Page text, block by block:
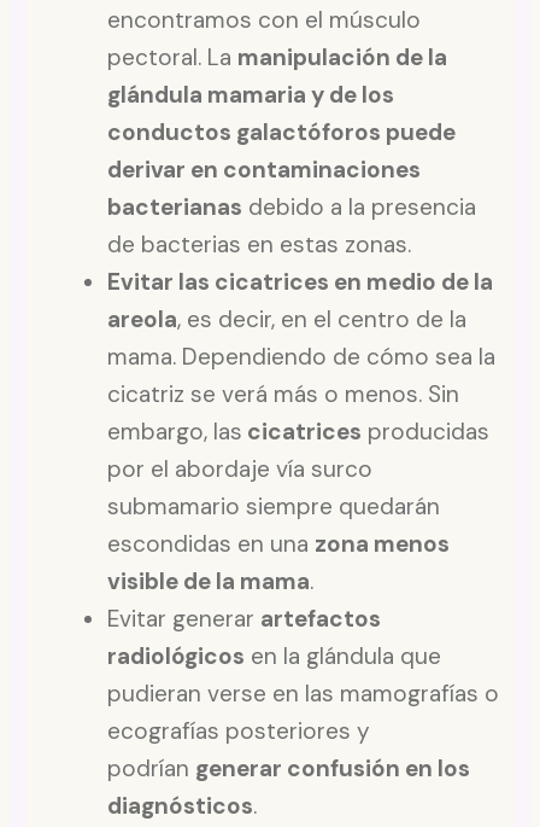
encontramos con el músculo
pectoral. La manipulación de la
glándula mamaria y de los
conductos galactóforos puede
derivar en contaminaciones
bacterianas debido a la presencia
de bacterias en estas zonas.
Evitar las cicatrices en medio de la
areola, es decir, en el centro de la
mama. Dependiendo de cómo sea la
cicatriz se verá más o menos. Sin
embargo, las cicatrices producidas
por el abordaje vía surco
submamario siempre quedarán
escondidas en una zona menos
visible de la mama.
Evitar generar artefactos
radiológicos en la glándula que
pudieran verse en las mamografías o
ecografías posteriores y
podrían generar confusión en los
diagnósticos.